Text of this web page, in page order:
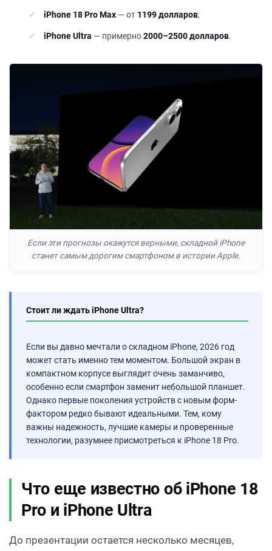
iPhone 18 Pro Max— от 1199 долларов;
iPhone Ultra — примерно2000–2500 долларов.
Если эти прогнозы окажутся верными, складной iPhone
станет самым дорогим смартфоном в истории Apple.
Стоит ли ждать iPhone Ultra?
Если вы давно мечтали о складном iPhone, 2026 год
может стать именно тем моментом. Большой экран в
компактном корпусе выглядит очень заманчиво,
особенно если смартфон заменит небольшой планшет.
Однако первые поколения устройств с новым форм-
фактором редко бывают идеальными. Тем, кому
важны надежность, лучшие камеры и проверенные
технологии, разумнее присмотреться к iPhone 18 Pro.
Что еще известно об iPhone 18
Pro и iPhone Ultra
До презентации остается несколько месяцев,